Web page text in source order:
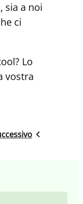
sia a noi
ci
Lo
vostra